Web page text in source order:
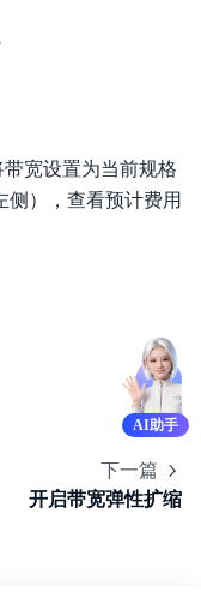
宽设置为当前规格
侧），查看预计费用
下一篇
开启带宽弹性扩缩
AI助手